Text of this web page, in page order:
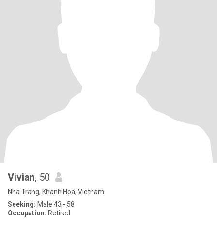
Vivian, 50
Nha Trang, Khánh Hòa, Vietnam
Seeking: Male 43 - 58
Occupation: Retired